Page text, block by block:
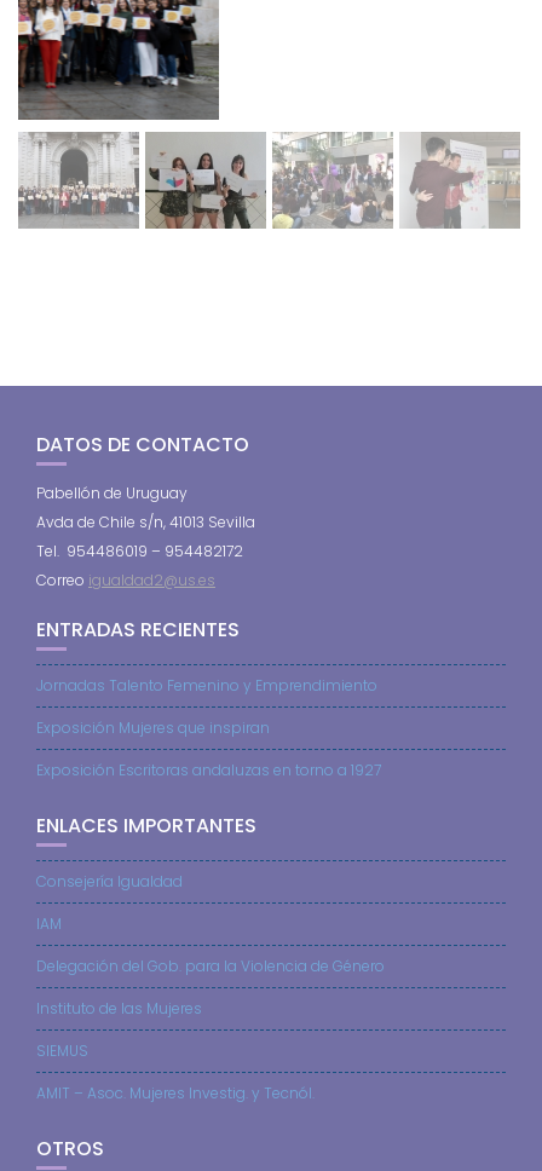
DATOS DE CONTACTO
Pabellón de Uruguay
Avda de Chile s/n, 41013 Sevilla
Tel. 954486019 – 954482172
Correo igualdad2@us.es
ENTRADAS RECIENTES
Jornadas Talento Femenino y Emprendimiento
Exposición Mujeres que inspiran
Exposición Escritoras andaluzas en torno a 1927
ENLACES IMPORTANTES
Consejería Igualdad
IAM
Delegación del Gob. para la Violencia de Género
Instituto de las Mujeres
SIEMUS
AMIT – Asoc. Mujeres Investig. y Tecnól.
OTROS